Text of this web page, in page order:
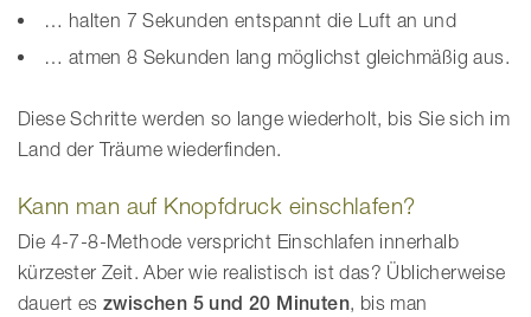
… halten 7 Sekunden entspannt die Luft an und
… atmen 8 Sekunden lang möglichst gleichmäßig aus.
Diese Schritte werden so lange wiederholt, bis Sie sich im
Land der Träume wiederfinden.
Kann man auf Knopfdruck einschlafen?
Die 4-7-8-Methode verspricht Einschlafen innerhalb
kürzester Zeit. Aber wie realistisch ist das? Üblicherweise
dauert eszwischen 5 und 20 Minuten, bis man